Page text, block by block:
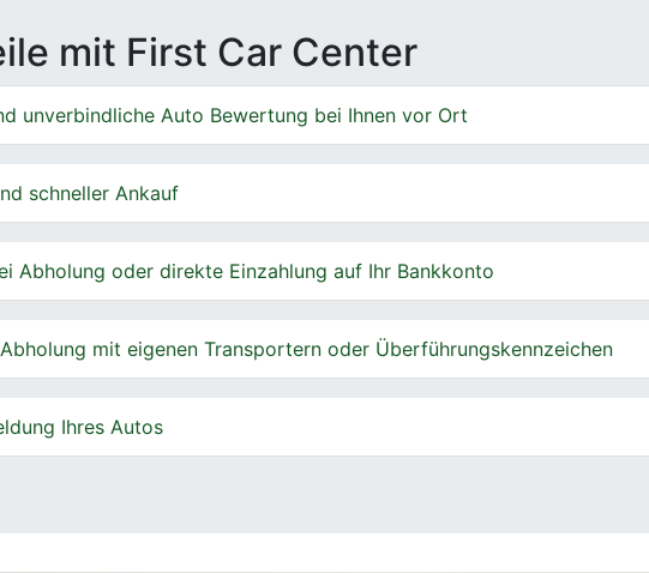
mit First Car Center
unverbindliche Auto Bewertung bei Ihnen vor Ort
schneller Ankauf
Abholung oder direkte Einzahlung auf Ihr Bankkonto
mit eigenen Transportern oder Überführungskennzeichen
Ihres Autos